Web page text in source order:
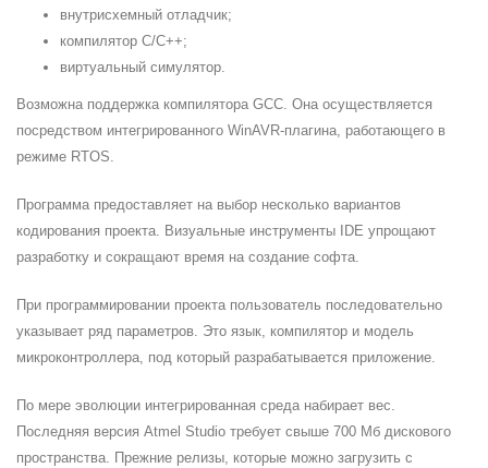
внутрисхемный отладчик;
компилятор C/C++;
виртуальный симулятор.
Возможна поддержка компилятора GCC. Она осуществляется
посредством интегрированного WinAVR-плагина, работающего в
режиме RTOS.
Программа предоставляет на выбор несколько вариантов
кодирования проекта. Визуальные инструменты IDE упрощают
разработку и сокращают время на создание софта.
При программировании проекта пользователь последовательно
указывает ряд параметров. Это язык, компилятор и модель
микроконтроллера, под который разрабатывается приложение.
По мере эволюции интегрированная среда набирает вес.
Последняя версия Atmel Studio требует свыше 700 Мб дискового
пространства. Прежние релизы, которые можно загрузить с